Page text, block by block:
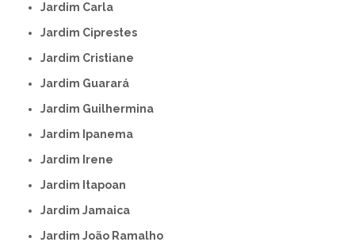
Jardim Carla
Jardim Ciprestes
Jardim Cristiane
Jardim Guarará
Jardim Guilhermina
Jardim Ipanema
Jardim Irene
Jardim Itapoan
Jardim Jamaica
Jardim João Ramalho